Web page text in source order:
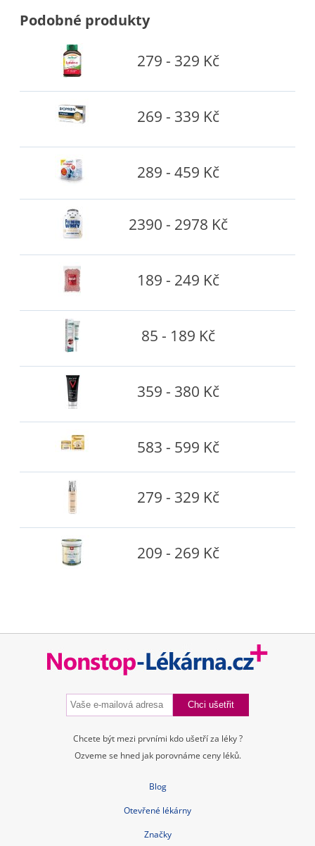
Podobné produkty
279 - 329 Kč
269 - 339 Kč
289 - 459 Kč
2390 - 2978 Kč
189 - 249 Kč
85 - 189 Kč
359 - 380 Kč
583 - 599 Kč
279 - 329 Kč
209 - 269 Kč
Chcete být mezi prvními kdo ušetří za léky ?
Ozveme se hned jak porovnáme ceny léků.
Blog
Otevřené lékárny
Značky